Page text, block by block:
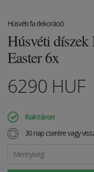
Húsvéti fa dekoráció
Húsvéti díszek
Easter 6x
6290 HUF
Raktáron
30 nap cserére vagy
Mennyiség: